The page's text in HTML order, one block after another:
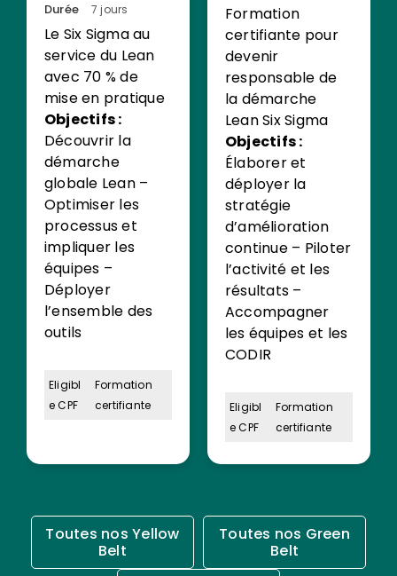
Durée 7 jours
Le Six Sigma au
service du Lean
avec 70 % de
mise en pratique
Objectifs :
Découvrir la
démarche
globale Lean –
Optimiser les
processus et
impliquer les
équipes –
Déployer
l’ensemble des
outils
Eligibl
e CPF
Formation
certifiante
Formation
certifiante pour
devenir
responsable de
la démarche
Lean Six Sigma
Objectifs :
Élaborer et
déployer la
stratégie
d’amélioration
continue – Piloter
l’activité et les
résultats –
Accompagner
les équipes et les
CODIR
Eligibl
e CPF
Formation
certifiante
Toutes nos Yellow
Belt
Toutes nos Green
Belt